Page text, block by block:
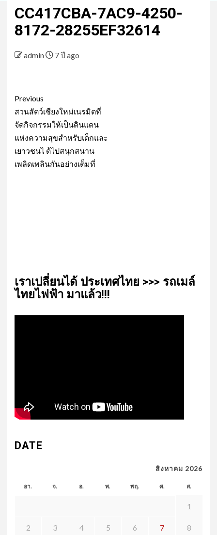
CC417CBA-7AC9-4250-
8172-28255EF32614
admin 7 ปี ago
Post
navigation
Previous
สวนสัตว์เชียงใหม่เนรมิตที่
จัดกิจกรรมให้เป็นดินแดน
แห่งความสุขสำหรับเด็กและ
เยาวชนไ ด้ไปสนุกสนาน
เพลิดเพลินกันอย่างเต็มที่
เรา​เปลี่ยน​ได้​ ประเทศ​ไทย​ >>> รถเมล์​
ไทย​ไฟฟ้า​ มาแล้ว!!!
DATE
สิงหาคม 2026
อา. จ. อ. พ. พฤ. ศ. ส.
1
2 3 4 5 6 7 8